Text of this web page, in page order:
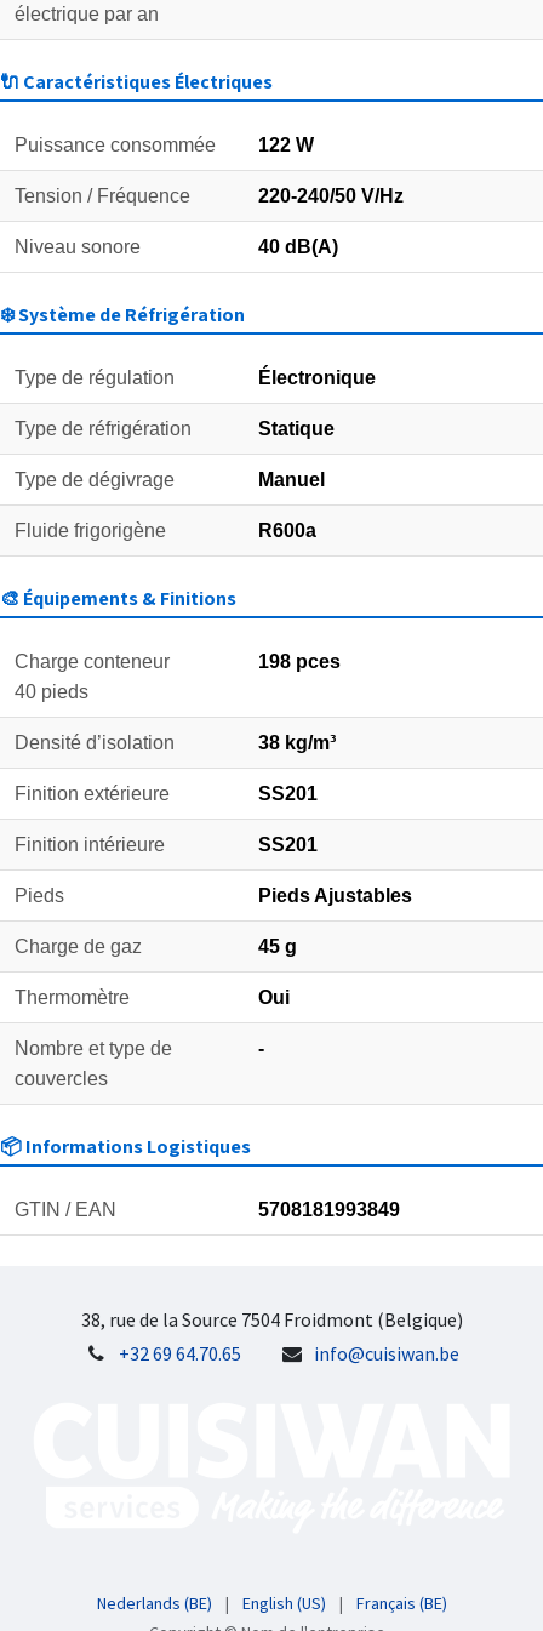
électrique par an
🔌 Caractéristiques Électriques
Puissance consommée 122 W
Tension / Fréquence 220-240/50 V/Hz
Niveau sonore 40 dB(A)
❄️ Système de Réfrigération
Type de régulation Électronique
Type de réfrigération Statique
Type de dégivrage Manuel
Fluide frigorigène R600a
🎨 Équipements & Finitions
Charge conteneur
40 pieds
198 pces
Densité d’isolation 38 kg/m³
Finition extérieure SS201
Finition intérieure SS201
Pieds Pieds Ajustables
Charge de gaz 45 g
Thermomètre Oui
Nombre et type de
couvercles
-
📦 Informations Logistiques
GTIN / EAN 5708181993849
38, rue de la Source 7504 Froidmont (Belgique)
+32 69 64.70.65
info@cuisiwan.be
Nederlands (BE) | English (US) | Français (BE)